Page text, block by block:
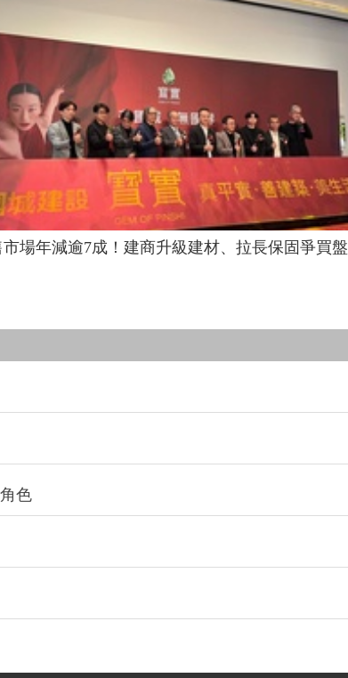
場年減逾7成！建商升級建材、拉長保固爭買盤
色